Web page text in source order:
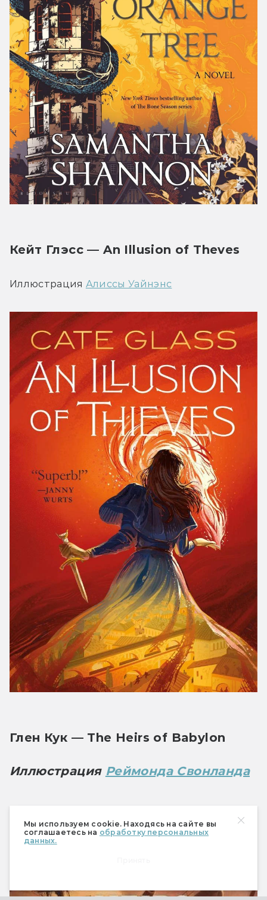
Мы используем cookie. Находясь на сайте вы
соглашаетесь на обработку персональных
данных.
Кейт Глэсс — An Illusion of Theves
Иллюстрация Алиcсы Уайнэнс
Глен Кук — The Heirs of Babylon
Иллюстрация Реймонда Свонланда